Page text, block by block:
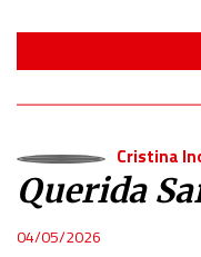
Cristina
Querida
04/05/2026